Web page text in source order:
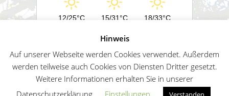
12/25°C 15/31°C 18/33°C
Impressum Datenschutz Sitemap German
Hinweis
Auf unserer Webseite werden Cookies verwendet. Außerdem
werden teilweise auch Cookies von Diensten Dritter gesetzt.
Weitere Informationen erhalten Sie in unserer
Datenschutzerklärung.
Einstellungen